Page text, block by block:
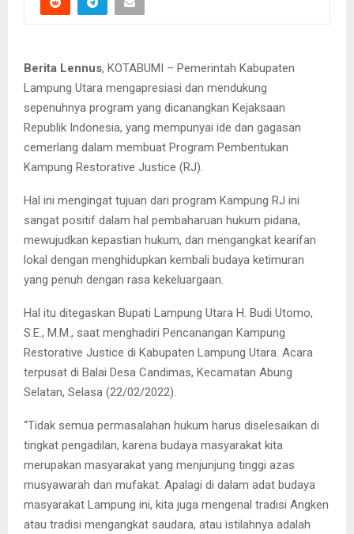
Berita Lennus, KOTABUMI – Pemerintah Kabupaten
Lampung Utara mengapresiasi dan mendukung
sepenuhnya program yang dicanangkan Kejaksaan
Republik Indonesia, yang mempunyai ide dan gagasan
cemerlang dalam membuat Program Pembentukan
Kampung Restorative Justice (RJ).
Hal ini mengingat tujuan dari program Kampung RJ ini
sangat positif dalam hal pembaharuan hukum pidana,
mewujudkan kepastian hukum, dan mengangkat kearifan
lokal dengan menghidupkan kembali budaya ketimuran
yang penuh dengan rasa kekeluargaan.
Hal itu ditegaskan Bupati Lampung Utara H. Budi Utomo,
S.E., M.M., saat menghadiri Pencanangan Kampung
Restorative Justice di Kabupaten Lampung Utara. Acara
terpusat di Balai Desa Candimas, Kecamatan Abung
Selatan, Selasa (22/02/2022).
“Tidak semua permasalahan hukum harus diselesaikan di
tingkat pengadilan, karena budaya masyarakat kita
merupakan masyarakat yang menjunjung tinggi azas
musyawarah dan mufakat. Apalagi di dalam adat budaya
masyarakat Lampung ini, kita juga mengenal tradisi Angken
atau tradisi mengangkat saudara, atau istilahnya adalah